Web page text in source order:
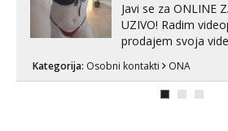
Javi se za ONLINE
UZIVO! Radim videopozive, dopisivanja,
prodajem svoja videa i
Telegram.
Kategorija: Osobni kontakti ONA